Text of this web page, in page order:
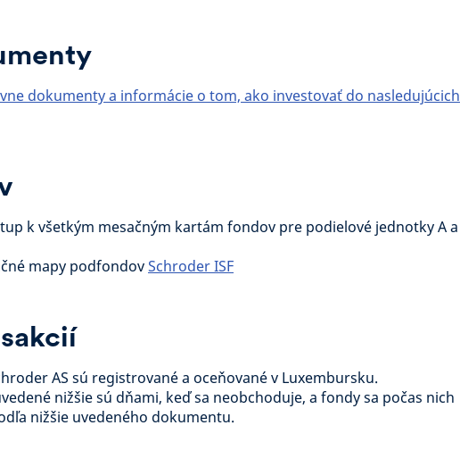
dokumenty a informácie o tom, ako investovať do nasledujúcich
k všetkým mesačným kartám fondov pre podielové jednotky A a
mapy podfondovSchroder ISF
AS sú registrované a oceňované v Luxembursku.
nižšie sú dňami, keď sa neobchoduje, a fondy sa počas nich
nižšie uvedeného dokumentu.